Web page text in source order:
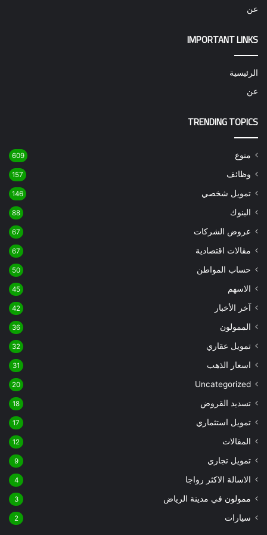
عن
IMPORTANT LINKS
الرئيسية
عن
TRENDING TOPICS
منوع 609
وظائف 157
تمويل شخصي 146
البنوك 88
عروض الشركات 67
مقالات اقتصادية 67
حساب المواطن 50
الاسهم 45
آخر الأخبار 42
الممولون 36
تمويل عقاري 32
اسعار الذهب 31
Uncategorized
20
تسديد القروض 18
تمويل استثماري 17
المقالات 12
تمويل تجاري 9
الاسالة الاكثر رواجا 4
ممولون في مدينة الرياض 3
سيارات 2